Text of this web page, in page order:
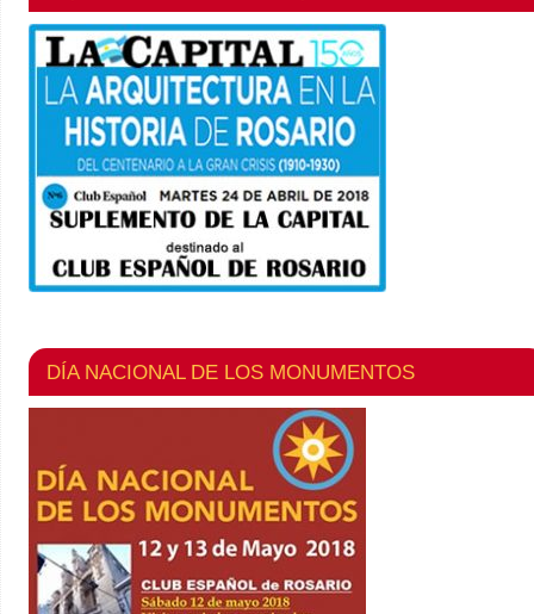
DÍA NACIONAL DE LOS MONUMENTOS